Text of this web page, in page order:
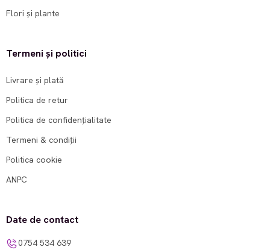
Flori și plante
Termeni și politici
Livrare și plată
Politica de retur
Politica de confidențialitate
Termeni & condiții
Politica cookie
ANPC
Date de contact
0754 534 639